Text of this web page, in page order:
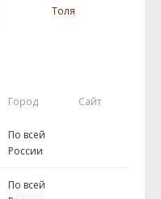
Толя
Город Сайт
По всей
России
По всей